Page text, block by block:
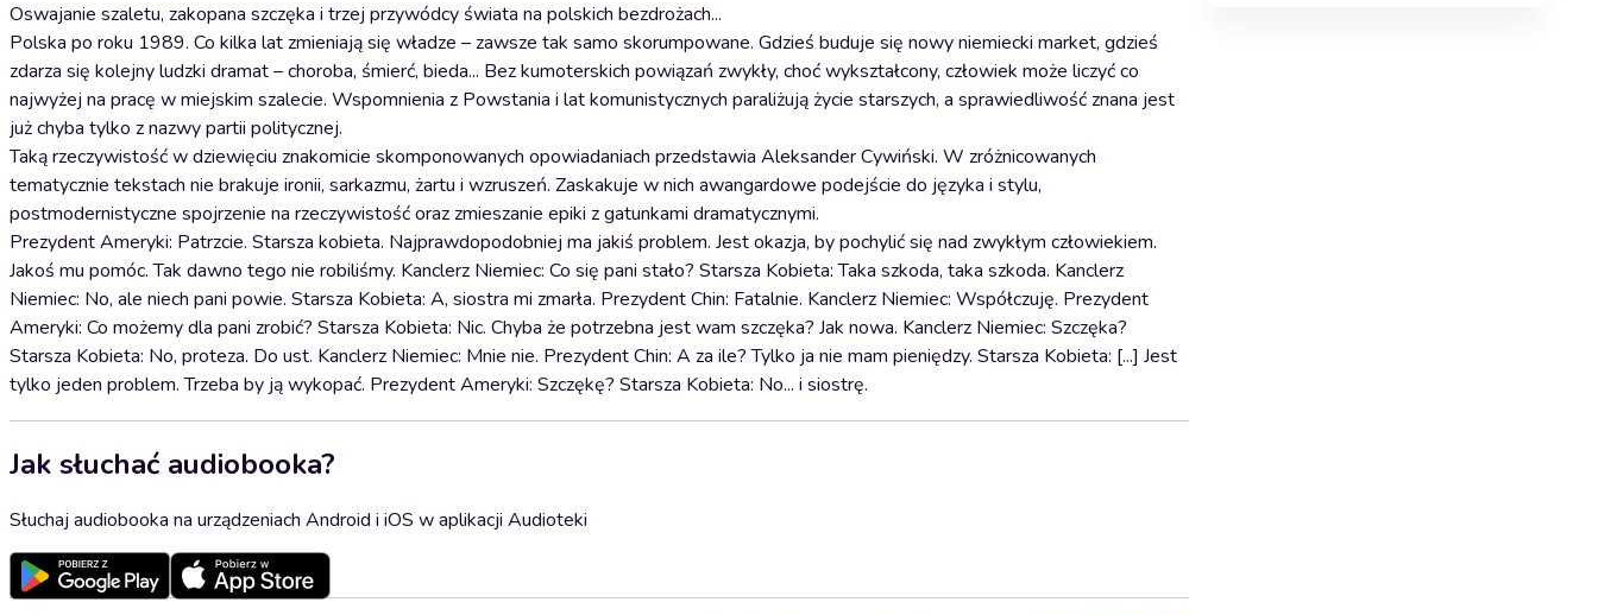
Oswajanie szaletu, zakopana szczęka i trzej przywódcy świata na polskich bezdrożach...
Polska po roku 1989. Co kilka lat zmieniają się władze – zawsze tak samo skorumpowane. Gdzieś buduje się nowy niemiecki market, gdzieś
zdarza się kolejny ludzki dramat – choroba, śmierć, bieda... Bez kumoterskich powiązań zwykły, choć wykształcony, człowiek może liczyć co
najwyżej na pracę w miejskim szalecie. Wspomnienia z Powstania i lat komunistycznych paraliżują życie starszych, a sprawiedliwość znana jest
już chyba tylko z nazwy partii politycznej.
Taką rzeczywistość w dziewięciu znakomicie skomponowanych opowiadaniach przedstawia Aleksander Cywiński. W zróżnicowanych
tematycznie tekstach nie brakuje ironii, sarkazmu, żartu i wzruszeń. Zaskakuje w nich awangardowe podejście do języka i stylu,
postmodernistyczne spojrzenie na rzeczywistość oraz zmieszanie epiki z gatunkami dramatycznymi.
Prezydent Ameryki: Patrzcie. Starsza kobieta. Najprawdopodobniej ma jakiś problem. Jest okazja, by pochylić się nad zwykłym człowiekiem.
Jakoś mu pomóc. Tak dawno tego nie robiliśmy. Kanclerz Niemiec: Co się pani stało? Starsza Kobieta: Taka szkoda, taka szkoda. Kanclerz
Niemiec: No, ale niech pani powie. Starsza Kobieta: A, siostra mi zmarła. Prezydent Chin: Fatalnie. Kanclerz Niemiec: Współczuję. Prezydent
Ameryki: Co możemy dla pani zrobić? Starsza Kobieta: Nic. Chyba że potrzebna jest wam szczęka? Jak nowa. Kanclerz Niemiec: Szczęka?
Starsza Kobieta: No, proteza. Do ust. Kanclerz Niemiec: Mnie nie. Prezydent Chin: A za ile? Tylko ja nie mam pieniędzy. Starsza Kobieta: [...] Jest
tylko jeden problem. Trzeba by ją wykopać. Prezydent Ameryki: Szczękę? Starsza Kobieta: No... i siostrę.
Jak słuchać audiobooka?
Słuchaj audiobooka na urządzeniach Android i iOS w aplikacji Audioteki